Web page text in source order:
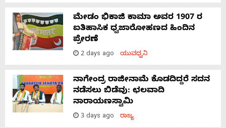
ಮೇಡಂ ಭಿಕಾಜಿ ಕಾಮಾ ಅವರ 1907 ರ
ಐತಿಹಾಸಿಕ ಧ್ವಜಾರೋಹಣದ ಹಿಂದಿನ
ಪ್ರೇರಣೆ
2 days ago ಯುವಧ್ವನಿ
ನಾಗೇಂದ್ರ ರಾಜೀನಾಮೆ ಕೊಡದಿದ್ದರೆ ಸದನ
ನಡೆಸಲು ಬಿಡೆವು: ಛಲವಾದಿ
ನಾರಾಯಣಸ್ವಾಮಿ
3 days ago ರಾಜ್ಯ